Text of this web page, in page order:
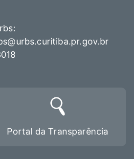
Portal da Transparência